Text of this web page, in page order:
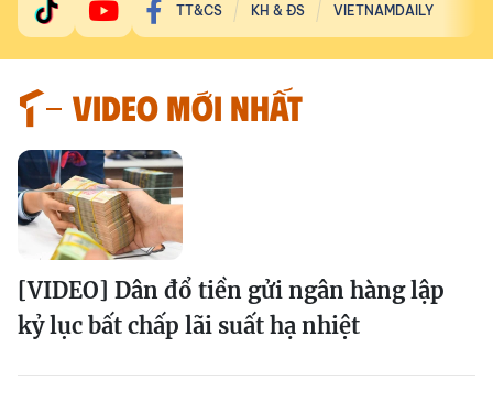
TT&CS KH & ĐS VIETNAMDAILY
VIDEO MỚI NHẤT
[VIDEO] Dân đổ tiền gửi ngân hàng lập
kỷ lục bất chấp lãi suất hạ nhiệt